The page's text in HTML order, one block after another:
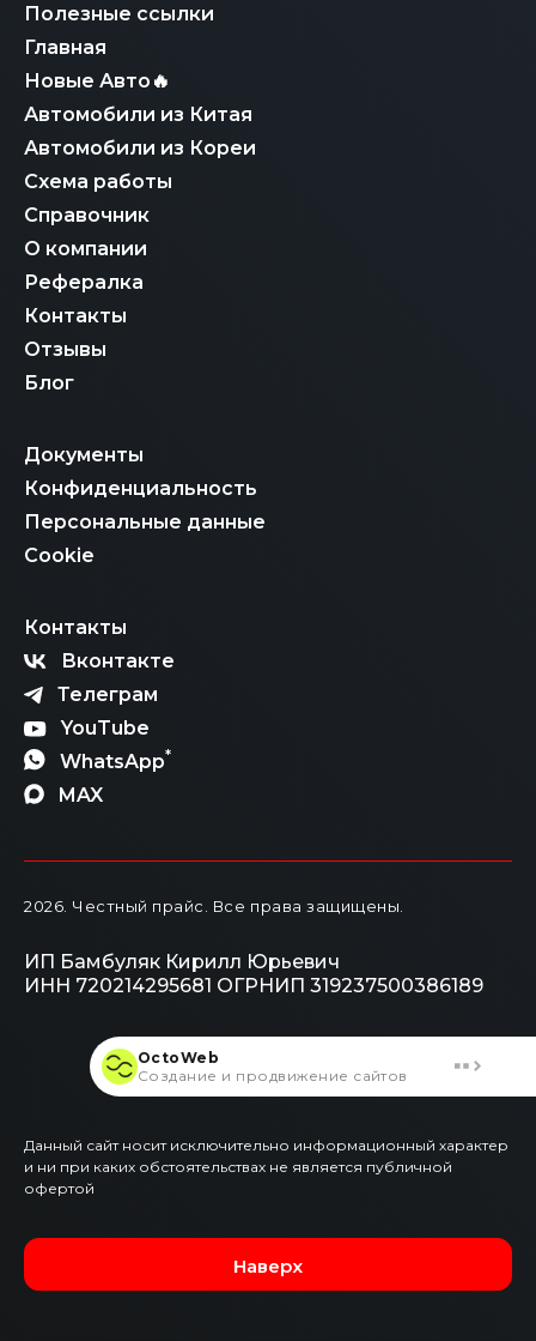
Полезные ссылки
Главная
Новые Авто🔥
Автомобили из Китая
Автомобили из Кореи
Схема работы
Справочник
О компании
Рефералка
Контакты
Отзывы
Блог
Документы
Конфиденциальность
Персональные данные
Cookie
Контакты
Вконтакте
Телеграм
YouTube
WhatsApp*
MAX
2026 . Честный прайс. Все права защищены.
ИП Бамбуляк Кирилл Юрьевич
ИНН 720214295681 ОГРНИП 319237500386189
Данный сайт носит исключительно информационный характер
и ни при каких обстоятельствах не является публичной
офертой
Наверх
OctoWeb
Создание и продвижение сайтов